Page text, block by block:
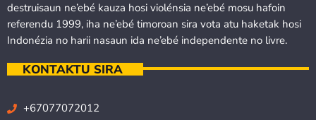
destruisaun ne’ebé kauza hosi violénsia ne’ebé mosu hafoin
referendu 1999, iha ne’ebé timoroan sira vota atu haketak hosi
Indonézia no harii nasaun ida ne’ebé independente no livre.
KONTAKTU SIRA
+67077072012